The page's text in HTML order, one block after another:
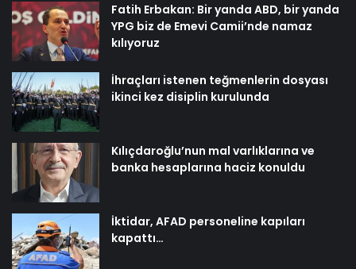
Fatih Erbakan: Bir yanda ABD, bir yanda
YPG biz de Emevi Camii’nde namaz
kılıyoruz
İhraçları istenen teğmenlerin dosyası
ikinci kez disiplin kurulunda
Kılıçdaroğlu’nun mal varlıklarına ve
banka hesaplarına haciz konuldu
İktidar, AFAD personeline kapıları
kapattı…